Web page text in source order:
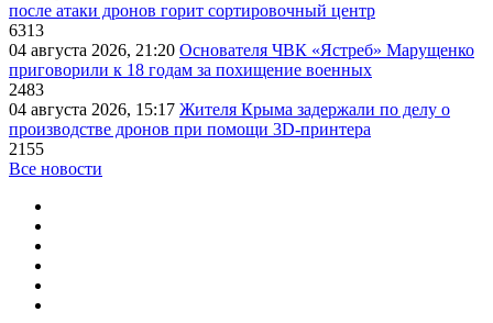
после атаки дронов горит сортировочный центр
6313
04 августа 2026, 21:20 Основателя ЧВК «Ястреб» Марущенко
приговорили к 18 годам за похищение военных
2483
04 августа 2026, 15:17 Жителя Крыма задержали по делу о
производстве дронов при помощи 3D‑принтера
2155
Все новости